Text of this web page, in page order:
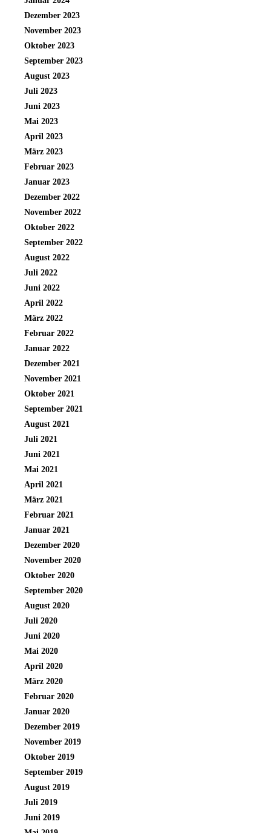
Dezember 2023
November 2023
Oktober 2023
September 2023
August 2023
Juli 2023
Juni 2023
Mai 2023
April 2023
März 2023
Februar 2023
Januar 2023
Dezember 2022
November 2022
Oktober 2022
September 2022
August 2022
Juli 2022
Juni 2022
April 2022
März 2022
Februar 2022
Januar 2022
Dezember 2021
November 2021
Oktober 2021
September 2021
August 2021
Juli 2021
Juni 2021
Mai 2021
April 2021
März 2021
Februar 2021
Januar 2021
Dezember 2020
November 2020
Oktober 2020
September 2020
August 2020
Juli 2020
Juni 2020
Mai 2020
April 2020
März 2020
Februar 2020
Januar 2020
Dezember 2019
November 2019
Oktober 2019
September 2019
August 2019
Juli 2019
Juni 2019